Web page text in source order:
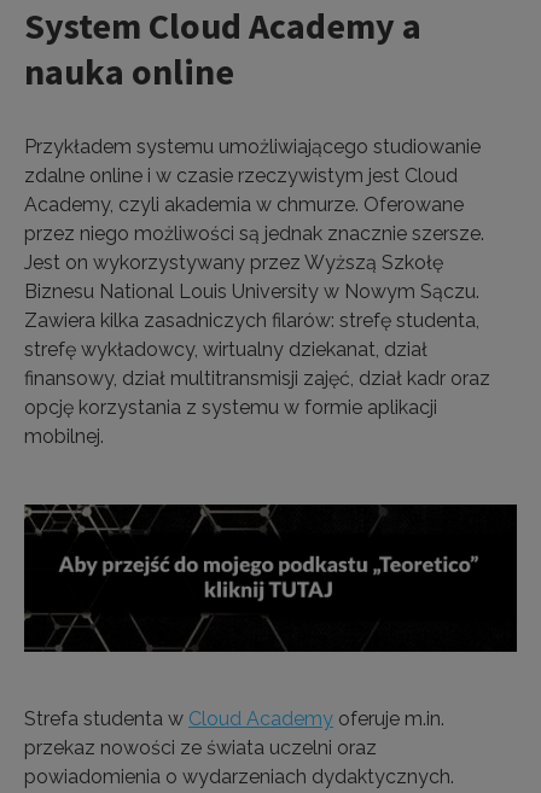
System Cloud Academy a
nauka online
Przykładem systemu umożliwiającego studiowanie
zdalne online i w czasie rzeczywistym jest Cloud
Academy, czyli akademia w chmurze. Oferowane
przez niego możliwości są jednak znacznie szersze.
Jest on wykorzystywany przez Wyższą Szkołę
Biznesu National Louis University w Nowym Sączu.
Zawiera kilka zasadniczych filarów: strefę studenta,
strefę wykładowcy, wirtualny dziekanat, dział
finansowy, dział multitransmisji zajęć, dział kadr oraz
opcję korzystania z systemu w formie aplikacji
mobilnej.
Strefa studenta w Cloud Academy oferuje m.in.
przekaz nowości ze świata uczelni oraz
powiadomienia o wydarzeniach dydaktycznych.